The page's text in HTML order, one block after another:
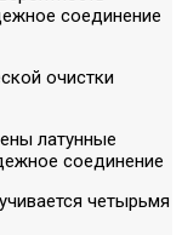
соединение
очистки
латунные
соединение
четырьмя